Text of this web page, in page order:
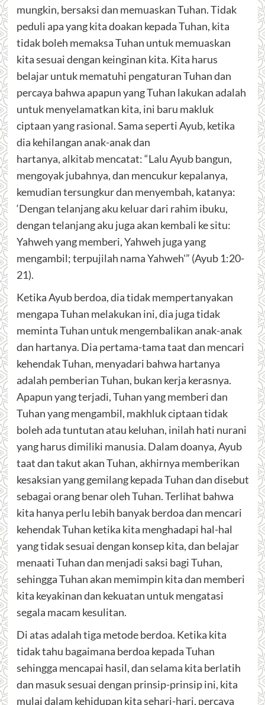
mungkin, bersaksi dan memuaskan Tuhan. Tidak
peduli apa yang kita doakan kepada Tuhan, kita
tidak boleh memaksa Tuhan untuk memuaskan
kita sesuai dengan keinginan kita. Kita harus
belajar untuk mematuhi pengaturan Tuhan dan
percaya bahwa apapun yang Tuhan lakukan adalah
untuk menyelamatkan kita, ini baru makluk
ciptaan yang rasional. Sama seperti Ayub, ketika
dia kehilangan anak-anak dan
hartanya, alkitabmencatat: “Lalu Ayub bangun,
mengoyak jubahnya, dan mencukur kepalanya,
kemudian tersungkur dan menyembah, katanya:
‘Dengan telanjang aku keluar dari rahim ibuku,
dengan telanjang aku juga akan kembali ke situ:
Yahweh yang memberi, Yahweh juga yang
mengambil; terpujilah nama Yahweh'” (Ayub 1:20-
21).
Ketika Ayub berdoa, dia tidak mempertanyakan
mengapa Tuhan melakukan ini, dia juga tidak
meminta Tuhan untuk mengembalikan anak-anak
dan hartanya. Dia pertama-tama taat dan mencari
kehendak Tuhan, menyadari bahwa hartanya
adalah pemberian Tuhan, bukan kerja kerasnya.
Apapun yang terjadi, Tuhan yang memberi dan
Tuhan yang mengambil, makhluk ciptaan tidak
boleh ada tuntutan atau keluhan, inilah hati nurani
yang harus dimiliki manusia. Dalam doanya, Ayub
taat dan takut akan Tuhan, akhirnya memberikan
kesaksian yang gemilang kepada Tuhan dan disebut
sebagai orang benar oleh Tuhan. Terlihat bahwa
kita hanya perlu lebih banyak berdoa dan mencari
kehendak Tuhan ketika kita menghadapi hal-hal
yang tidak sesuai dengan konsep kita, dan belajar
menaati Tuhan dan menjadi saksi bagi Tuhan,
sehingga Tuhan akan memimpin kita dan memberi
kita keyakinan dan kekuatan untuk mengatasi
segala macam kesulitan.
Di atas adalah tiga metode berdoa. Ketika kita
tidak tahu bagaimana berdoa kepada Tuhan
sehingga mencapai hasil, dan selama kita berlatih
dan masuk sesuai dengan prinsip-prinsip ini, kita
mulai dalam kehidupan kita sehari-hari, percaya